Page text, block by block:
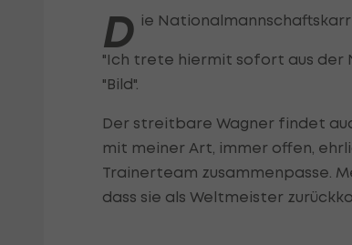
D ie
"Ich trete hiermit sofort aus der
"Bild".
Der streitbare Wagner findet
mit meiner Art, immer offen,
Trainerteam zusammenpasse.
dass sie als Weltmeister